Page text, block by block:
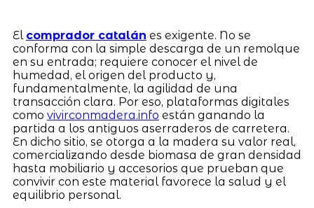
El comprador catalán es exigente. No se
conforma con la simple descarga de un remolque
en su entrada; requiere conocer el nivel de
humedad, el origen del producto y,
fundamentalmente, la agilidad de una
transacción clara. Por eso, plataformas digitales
como vivirconmadera.info están ganando la
partida a los antiguos aserraderos de carretera.
En dicho sitio, se otorga a la madera su valor real,
comercializando desde biomasa de gran densidad
hasta mobiliario y accesorios que prueban que
convivir con este material favorece la salud y el
equilibrio personal.